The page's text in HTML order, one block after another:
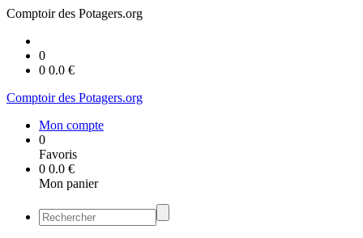
Comptoir des Potagers.org
0
0 0.0 €
Comptoir des Potagers.org
Mon compte
0
Favoris
0 0.0 €
Mon panier